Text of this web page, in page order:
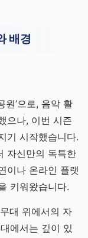
배경
원’으로, 음악 활
으나, 이번 시즌
기 시작했습니다.
자신만의 독특한
이나 온라인 플랫
키워왔습니다.
대 위에서의 자
에서는 깊이 있